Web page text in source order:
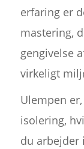
erfaring er
mastering,
gengivelse
virkeligt
Ulempen
isolering,
du arbejder